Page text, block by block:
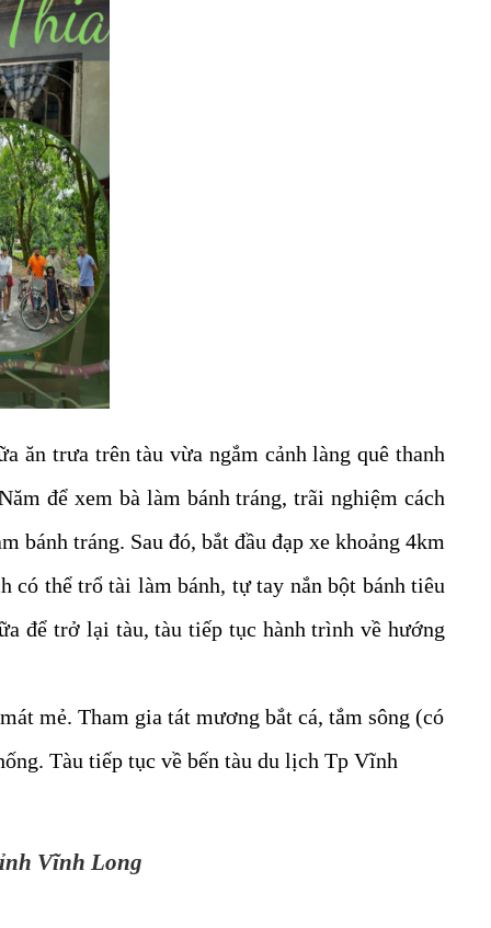
trưa trên tàu vừa ngắm cảnh làng quê thanh
để xem bà làm bánh tráng, trãi nghiệm cách
bánh tráng. Sau đó, bắt đầu đạp xe khoảng 4km
thể trổ tài làm bánh, tự tay nắn bột bánh tiêu
để trở lại tàu, tàu tiếp tục hành trình về hướng
mẻ. Tham gia tát mương bắt cá, tắm sông (có
Tàu tiếp tục về bến tàu du lịch Tp Vĩnh
Vĩnh Long